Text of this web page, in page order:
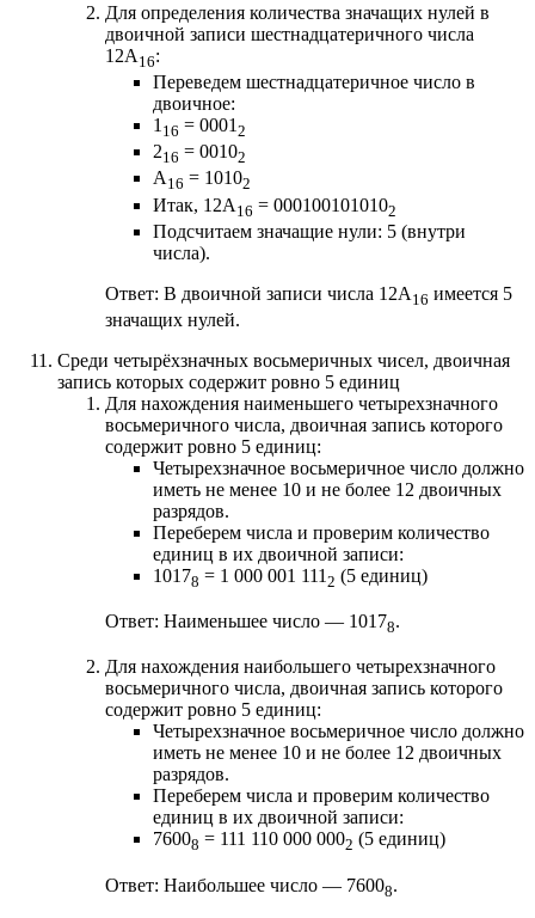
Для определения количества значащих нулей в
двоичной записи шестнадцатеричного числа
12A 16:
Переведем шестнадцатеричное число в
двоичное:
1 16 = 0001 2
216 = 00102
A 16 = 10102
Итак, 12A 16 = 0001001010102
Подсчитаем значащие нули: 5 (внутри
числа).
Ответ: В двоичной записи числа 12A 16 имеется 5
значащих нулей.
Среди четырёхзначных восьмеричных чисел, двоичная
запись которых содержит ровно 5 единиц
Для нахождения наименьшего четырехзначного
восьмеричного числа, двоичная запись которого
содержит ровно 5 единиц:
Четырехзначное восьмеричное число должно
иметь не менее 10 и не более 12 двоичных
разрядов.
Переберем числа и проверим количество
единиц в их двоичной записи:
10178 = 1 000 001 111 2 (5 единиц)
Ответ: Наименьшее число — 10178.
Для нахождения наибольшего четырехзначного
восьмеричного числа, двоичная запись которого
содержит ровно 5 единиц:
Четырехзначное восьмеричное число должно
иметь не менее 10 и не более 12 двоичных
разрядов.
Переберем числа и проверим количество
единиц в их двоичной записи:
76008 = 111 110 000 0002 (5 единиц)
Ответ: Наибольшее число — 76008.